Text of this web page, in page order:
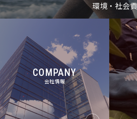
環境・社会
COMPANY
会社情報